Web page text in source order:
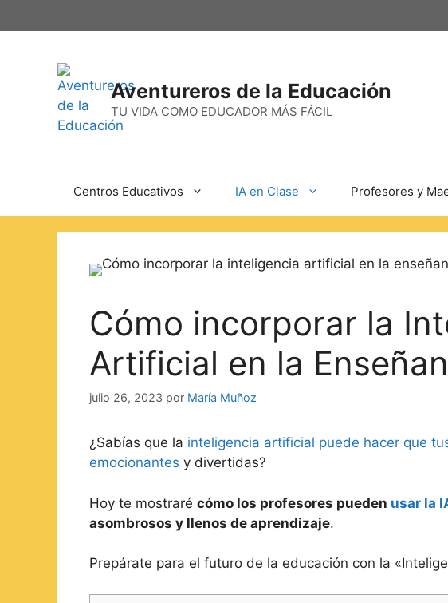
Aventureros de la Educación
TU VIDA COMO EDUCADOR MÁS FÁCIL
Centros Educativos IA en Clase Profesores y
Cómo incorporar la
Artificial en la
julio 26, 2023 por María Muñoz
¿Sabías que la inteligencia artificial puede hacer que
emocionantes y divertidas?
Hoy te mostraré cómo los profesores pueden usar la
asombrosos y llenos de aprendizaje.
Prepárate para el futuro de la educación con la